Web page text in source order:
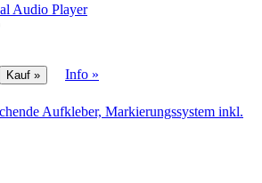
Audio Player
Info »
Aufkleber, Markierungssystem inkl.